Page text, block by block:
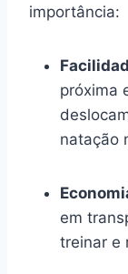
importância:
próxima
natação
em
treinar e